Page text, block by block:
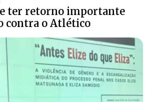
ter retorno importante
contra o Atlético